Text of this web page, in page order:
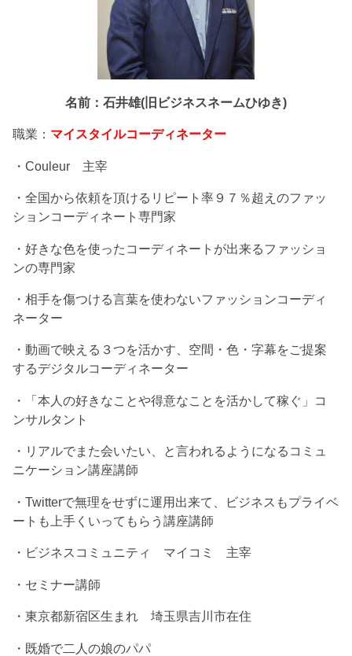
名前：石井雄(旧ビジネスネームひゆき)
職業： マイスタイルコーディネーター
・Couleur 主宰
・全国から依頼を頂けるリピート率９７％超えのファッ
ションコーディネート専門家
・好きな色を使ったコーディネートが出来るファッショ
ンの専門家
・相手を傷つける言葉を使わないファッションコーディ
ネーター
・動画で映える３つを活かす、空間・色・字幕をご提案
するデジタルコーディネーター
・「本人の好きなことや得意なことを活かして稼ぐ」コ
ンサルタント
・リアルでまた会いたい、と言われるようになるコミュ
ニケーション講座講師
・Twitterで無理をせずに運用出来て、ビジネスもプライベ
ートも上手くいってもらう講座講師
・ビジネスコミュニティ マイコミ 主宰
・セミナー講師
・東京都新宿区生まれ 埼玉県吉川市在住
・既婚で二人の娘のパパ